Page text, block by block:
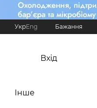
УкрEng Бажання
Вхід
Інше